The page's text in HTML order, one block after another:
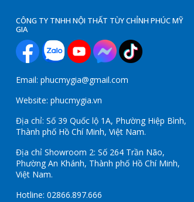
CÔNG TY TNHH NỘI THẤT TÙY CHỈNH PHÚC MỸ
GIA
Email: phucmygia@gmail.com
Website: phucmygia.vn
Địa chỉ: Số 39 Quốc lộ 1A, Phường Hiệp Bình,
Thành phố Hồ Chí Minh, Việt Nam.
Địa chỉ Showroom 2: Số 264 Trần Não,
Phường An Khánh, Thành phố Hồ Chí Minh,
Việt Nam.
Hotline: 02866.897.666